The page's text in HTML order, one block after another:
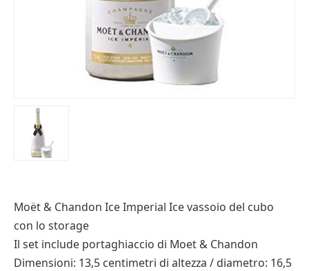
Moët & Chandon Ice Imperial Ice vassoio del cubo
con lo storage
Il set include portaghiaccio di Moet & Chandon
Dimensioni: 13,5 centimetri di altezza / diametro: 16,5